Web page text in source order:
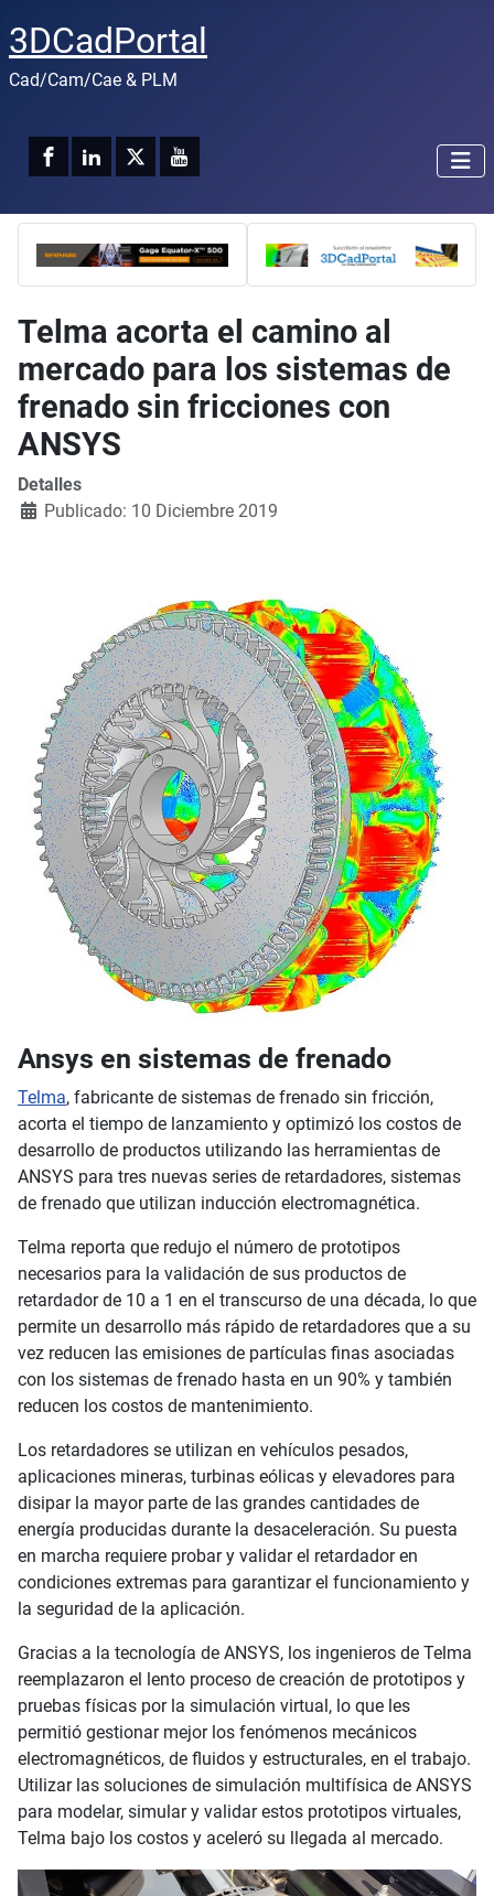
3DCadPortal
Cad/Cam/Cae & PLM
Telma acorta el camino al
mercado para los sistemas de
frenado sin fricciones con
ANSYS
Detalles
Publicado: 10 Diciembre 2019
Ansys en sistemas de frenado
Telma, fabricante de sistemas de frenado sin fricción,
acorta el tiempo de lanzamiento y optimizó los costos de
desarrollo de productos utilizando las herramientas de
ANSYS para tres nuevas series de retardadores, sistemas
de frenado que utilizan inducción electromagnética.
Telma reporta que redujo el número de prototipos
necesarios para la validación de sus productos de
retardador de 10 a 1 en el transcurso de una década, lo que
permite un desarrollo más rápido de retardadores que a su
vez reducen las emisiones de partículas finas asociadas
con los sistemas de frenado hasta en un 90% y también
reducen los costos de mantenimiento.
Los retardadores se utilizan en vehículos pesados,
aplicaciones mineras, turbinas eólicas y elevadores para
disipar la mayor parte de las grandes cantidades de
energía producidas durante la desaceleración. Su puesta
en marcha requiere probar y validar el retardador en
condiciones extremas para garantizar el funcionamiento y
la seguridad de la aplicación.
Gracias a la tecnología de ANSYS, los ingenieros de Telma
reemplazaron el lento proceso de creación de prototipos y
pruebas físicas por la simulación virtual, lo que les
permitió gestionar mejor los fenómenos mecánicos
electromagnéticos, de fluidos y estructurales, en el trabajo.
Utilizar las soluciones de simulación multifísica de ANSYS
para modelar, simular y validar estos prototipos virtuales,
Telma bajo los costos y aceleró su llegada al mercado.